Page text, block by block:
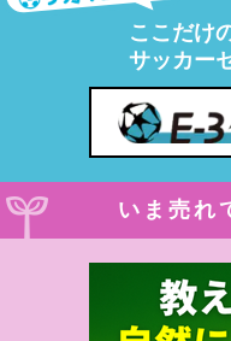
ここだけ
サッカー
いま売れ